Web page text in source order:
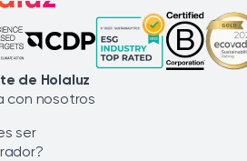
de Holaluz
con nosotros
ser